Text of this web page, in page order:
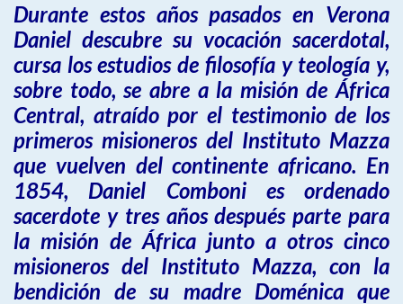
Durante estos años pasados en Verona
Daniel descubre su vocación sacerdotal,
cursa los estudios de filosofía y teología y,
sobre todo, se abre a la misión de África
Central, atraído por el testimonio de los
primeros misioneros del Instituto Mazza
que vuelven del continente africano. En
1854, Daniel Comboni es ordenado
sacerdote y tres años después parte para
la misión de África junto a otros cinco
misioneros del Instituto Mazza, con la
bendición de su madre Doménica que